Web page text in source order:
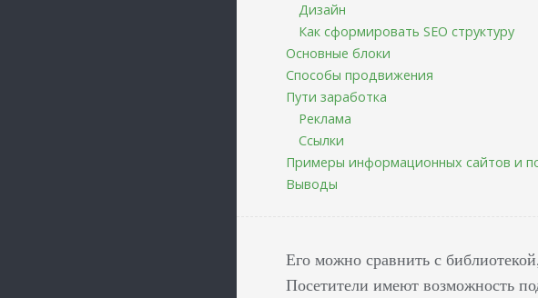
Дизайн
Как сформировать SEO структуру
Основные блоки
Способы продвижения
Пути заработка
Реклама
Ссылки
Примеры информационных сайтов и
Выводы
Его можно сравнить с
Посетители имеют возможность